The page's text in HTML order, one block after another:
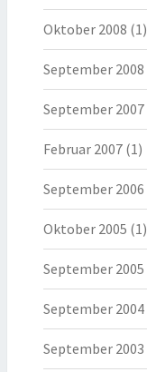
Oktober 2008 (1)
September 2008
September 2007
Februar 2007 (1)
September 2006
Oktober 2005 (1)
September 2005
September 2004
September 2003